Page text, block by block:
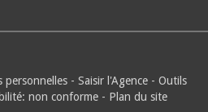
personnelles - Saisir l'Agence - Outils
non conforme - Plan du site